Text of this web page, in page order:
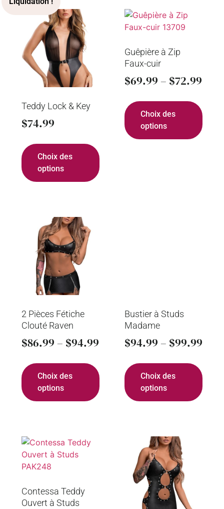
Teddy Lock & Key
$74.99
Choix des
options
Guêpière à Zip
Faux-cuir
$69.99 – $72.99
Choix des
options
2 Pièces Fétiche
Clouté Raven
$86.99 – $94.99
Choix des
options
Choix des
Contessa Teddy
Ouvert à Studs